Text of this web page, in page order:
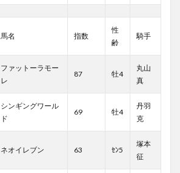
馬名 指数
性
齢
騎手
ファットーラモー
レ
87 牡4
丸山
真
シンギングワール
ド
69 牡4
丹羽
克
ネオイレブン 63 ｾﾝ5
塚本
征